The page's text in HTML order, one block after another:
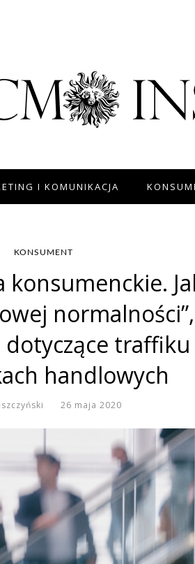
I KOMUNIKACJA
KONSUMENT
konsumenckie.
dotyczące
handlowych
26 maja 2020